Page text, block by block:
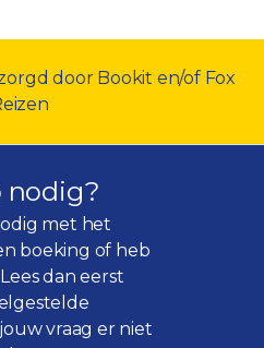
door Bookit en/of Fox
nodig?
met het
boeking of heb
dan eerst
vraag er niet